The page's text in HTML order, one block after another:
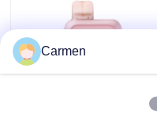
Vraag een offerte aan
Vozol damp
Carmen